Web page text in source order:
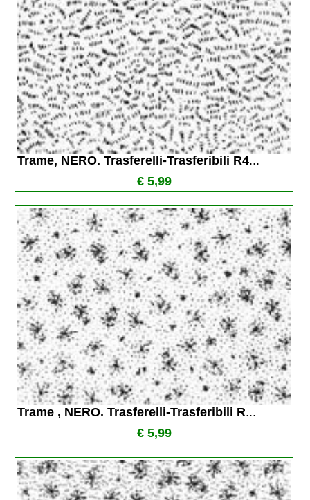
Trame, NERO. Trasferelli-Trasferibili R4...
€ 5,99
Trame , NERO. Trasferelli-Trasferibili R...
€ 5,99